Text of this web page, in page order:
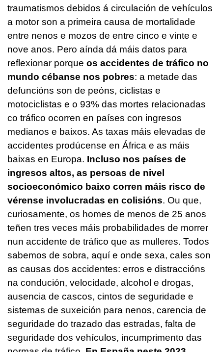
traumatismos debidos á circulación de vehículos
a motor son a primeira causa de mortalidade
entre nenos e mozos de entre cinco e vinte e
nove anos. Pero aínda dá máis datos para
reflexionar porque os accidentes de tráfico no
mundo cébanse nos pobres: a metade das
defuncións son de peóns, ciclistas e
motociclistas e o 93% das mortes relacionadas
co tráfico ocorren en países con ingresos
medianos e baixos. As taxas máis elevadas de
accidentes prodúcense en África e as máis
baixas en Europa. Incluso nos países de
ingresos altos, as persoas de nivel
socioeconómico baixo corren máis risco de
vérense involucradas en colisións. Ou que,
curiosamente, os homes de menos de 25 anos
teñen tres veces máis probabilidades de morrer
nun accidente de tráfico que as mulleres. Todos
sabemos de sobra, aquí e onde sexa, cales son
as causas dos accidentes: erros e distraccións
na condución, velocidade, alcohol e drogas,
ausencia de cascos, cintos de seguridade e
sistemas de suxeición para nenos, carencia de
seguridade do trazado das estradas, falta de
seguridade dos vehículos, incumprimento das